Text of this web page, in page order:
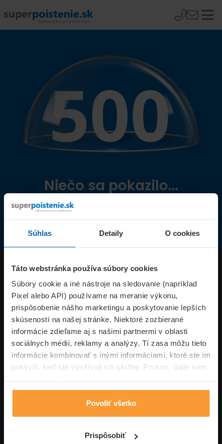
Súhlas Detaily O cookies
Táto webstránka používa súbory cookies
Súbory cookie a iné nástroje na sledovanie (napríklad
Pixel alebo API) používame na meranie výkonu,
prispôsobenie nášho marketingu a poskytovanie lepších
skúseností na našej stránke. Niektoré zozbierané
informácie zdieľame aj s našimi partnermi v oblasti
sociálnych médií, reklamy a analýzy. Tí zasa môžu tieto
informácie kombinovať s inými informáciami, ktoré ste im
poskytli, keď ste využívali ich služby. Prosím, dajte nám
Povoliť všetko
Prispôsobiť
Niečo sa pokazilo...
Přejít na úvodní stránku
Produkty
Superpoistenie.sk
Informácie
Typy poistení
Volajte pon-pia: 09:00–17:00 hod
0850 100 101
Napíšte nám